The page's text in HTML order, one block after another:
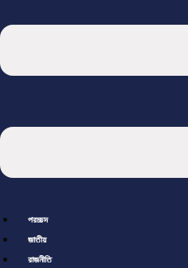
প্রচ্ছদ
জাতীয়
রাজনীতি